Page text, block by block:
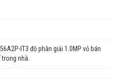
IT3 độ phân giải 1.0MP vỏ bán
nhà.